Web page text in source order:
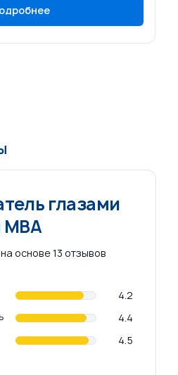
глазами
МВА
основе 13 отзывов
4.2
4.4
4.5